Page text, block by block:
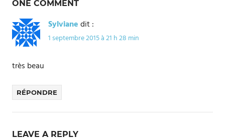
ONE COMMENT
Sylvianedit :
1 septembre 2015 à 21 h 28 min
très beau
RÉPONDRE
LEAVE A REPLY